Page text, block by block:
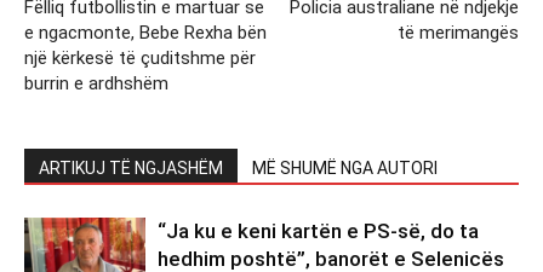
Fëlliq futbollistin e martuar se
e ngacmonte, Bebe Rexha bën
një kërkesë të çuditshme për
burrin e ardhshëm
Policia australiane në ndjekje
të merimangës
ARTIKUJ TË NGJASHËM MË SHUMË NGA AUTORI
“Ja ku e keni kartën e PS-së, do ta
hedhim poshtë”, banorët e Selenicës